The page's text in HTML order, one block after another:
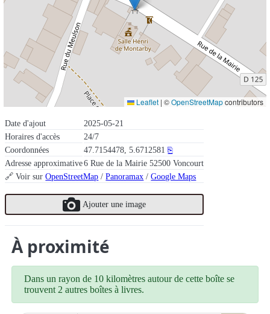
Date d'ajout
2025-05-21
Horaires d'accès
24/7
Coordonnées
47.7154478, 5.6712581 ⎘
Adresse approximative6 Rue de la Mairie 52500 Voncourt
🔗 Voir surOpenStreetMap /Panoramax /Google Maps
Ajouter une image
Leaflet | ©OpenStreetMapcontributors
À proximité
Dans un rayon de 10 kilomètres autour de cette boîte se
trouvent 2 autres boîtes à livres.